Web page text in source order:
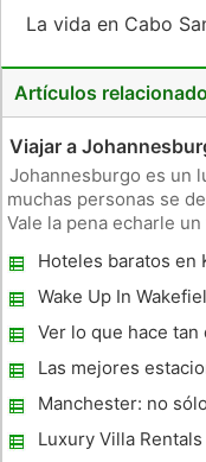
La vida en Cabo
Artículos
Viajar a
Johannesburgo es un
muchas personas se
Vale la pena echarle
Cuanto más dinero se
gasto de diner
Hoteles baratos en
Turismo de Malasia
Wake Up In
Ver lo que hace
temporal
Las mejores
Tahoe
Manchester: no
Luxury Villa